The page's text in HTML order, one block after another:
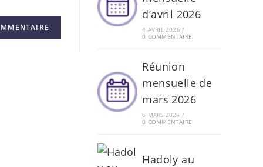
d’avril 2026
4 AVRIL 2026 /
0 COMMENTAIRE
Réunion
mensuelle de
mars 2026
6 MARS 2026 /
0 COMMENTAIRE
Hadoly au